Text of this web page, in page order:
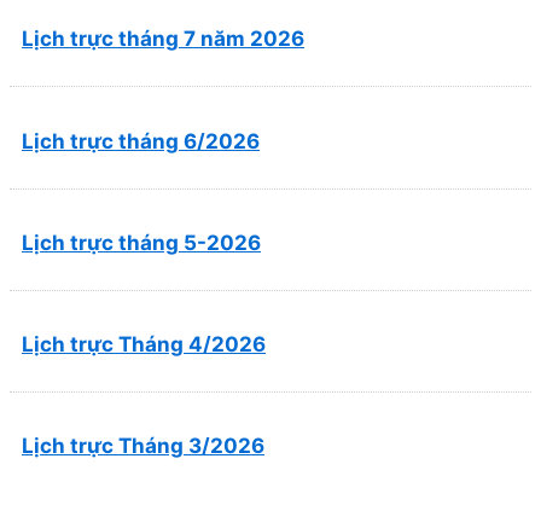
Lịch trực tháng 7 năm 2026
Lịch trực tháng 6/2026
Lịch trực tháng 5-2026
Lịch trực Tháng 4/2026
Lịch trực Tháng 3/2026